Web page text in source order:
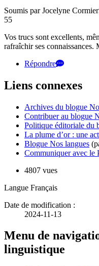
Soumis par Jocelyne
55
Vos trucs sont excellents,
rafraîchir ses
Répondre
Liens connexes
Archives du blogue
Contribuer au blogue
Politique éditoriale du
La plume d’or : une
Blogue Nos langues
Communiquer avec le
4807 vues
Langue Français
Date de modification :
2024-11-13
Menu de
linguistique